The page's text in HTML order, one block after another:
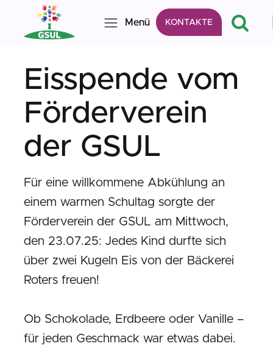
Menü KONTAKTE
Eisspende vom
Förderverein
der GSUL
Für eine willkommene Abkühlung an
einem warmen Schultag sorgte der
Förderverein der GSUL am Mittwoch,
den 23.07.25: Jedes Kind durfte sich
über zwei Kugeln Eis von der Bäckerei
Roters freuen!
Ob Schokolade, Erdbeere oder Vanille –
für jeden Geschmack war etwas dabei.